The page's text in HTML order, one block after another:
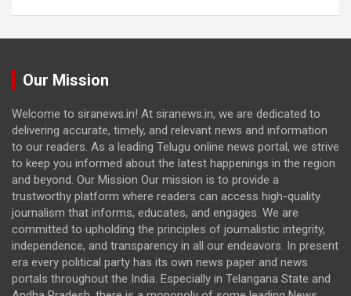
Our Mission
Welcome to siranews.in! At siranews.in, we are dedicated to
delivering accurate, timely, and relevant news and information
to our readers. As a leading Telugu online news portal, we strive
to keep you informed about the latest happenings in the region
and beyond. Our Mission Our mission is to provide a
trustworthy platform where readers can access high-quality
journalism that informs, educates, and engages. We are
committed to upholding the principles of journalistic integrity,
independence, and transparency in all our endeavors. In present
era every political party has its own news paper and news
portals throughout the India. Especially in Telangana State and